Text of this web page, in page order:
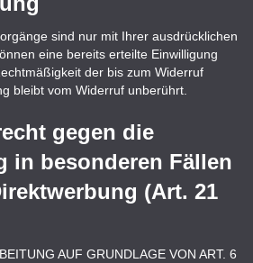
sind nur mit Ihrer ausdrücklichen
eine bereits erteilte Einwilligung
der bis zum Widerruf
bleibt vom Widerruf unberührt.
gegen die
in besonderen Fällen
(Art. 21
AUF GRUNDLAGE VON ART. 6